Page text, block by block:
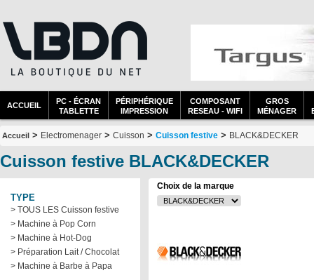
ACCUEIL
PC - ÉCRAN
TABLETTE
PÉRIPHÉRIQUE
IMPRESSION
COMPOSANT
RESEAU - WIFI
GROS
MÉNAGER
Accueil > Electromenager > Cuisson > Cuisson festive > BLACK&DECKER
Cuisson festive BLACK&DECKER
TYPE
> TOUS LES Cuisson festive
> Machine à Pop Corn
> Machine à Hot-Dog
> Préparation Lait / Chocolat
> Machine à Barbe à Papa
Choix de la marque